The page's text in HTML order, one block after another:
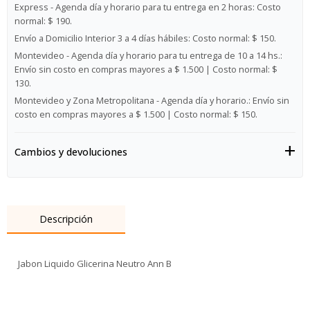
Express - Agenda día y horario para tu entrega en 2 horas: Costo
normal: $ 190.
Envío a Domicilio Interior 3 a 4 días hábiles: Costo normal: $ 150.
Montevideo - Agenda día y horario para tu entrega de 10 a 14 hs.:
Envío sin costo en compras mayores a $ 1.500 | Costo normal: $
130.
Montevideo y Zona Metropolitana - Agenda día y horario.: Envío sin
costo en compras mayores a $ 1.500 | Costo normal: $ 150.
Cambios y devoluciones
Descripción
Jabon Liquido Glicerina Neutro Ann B